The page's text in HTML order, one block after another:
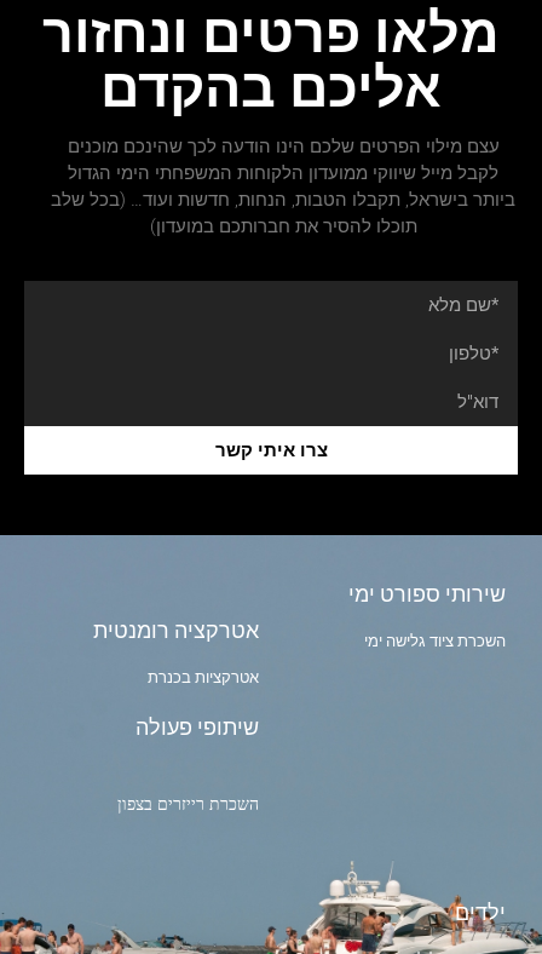
מלאו פרטים ונחזור
אליכם בהקדם
עצם מילוי הפרטים שלכם הינו הודעה לכך שהינכם מוכנים
לקבל מייל שיווקי ממועדון הלקוחות המשפחתי הימי הגדול
ביותר בישראל, תקבלו הטבות, הנחות, חדשות ועוד… (בכל שלב
תוכלו להסיר את חברותכם במועדון)
צרו איתי קשר
שירותי ספורט ימי
השכרת ציוד גלישה ימי אטרקציה רומנטית
אטרקציות בכנרת
שיתופי פעולה
השכרת רייזרים בצפון
ילדים